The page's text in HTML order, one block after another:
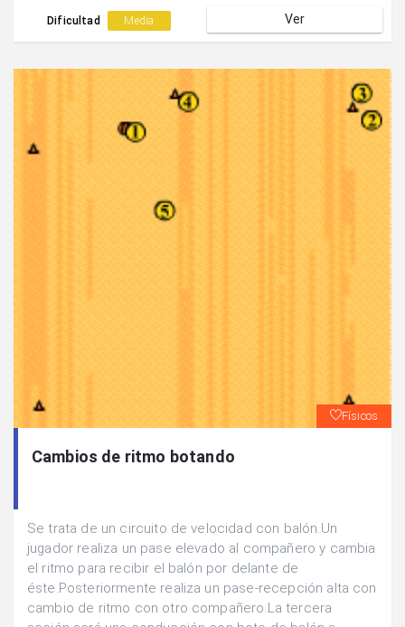
Dificultad Media Ver
Físicos
Cambios de ritmo botando
Se trata de un circuito de velocidad con balón.Un
jugador realiza un pase elevado al compañero y cambia
el ritmo para recibir el balón por delante de
éste.Posteriormente realiza un pase-recepción alta con
cambio de ritmo con otro compañero.La tercera